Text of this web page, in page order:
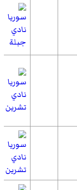
نادي
جبلة
نادي
تشرين
نادي
تشرين